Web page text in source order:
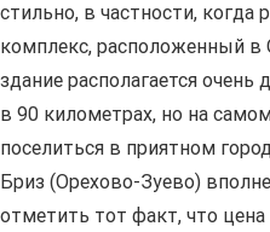
стильно, в частности, когда
комплекс, расположенный в
здание располагается
в 90 километрах, но на
поселиться в приятном
Бриз (Орехово-Зуево)
отметить тот факт, что